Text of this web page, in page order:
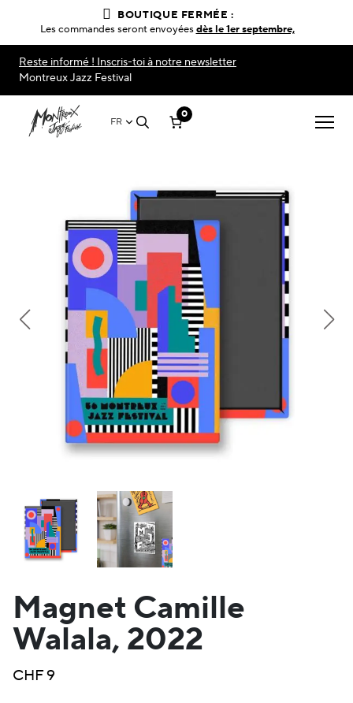
Reste informé ! Inscris-toi à notre newsletter
Montreux Jazz Festival
FR
0
Magnet Camille
Walala, 2022
CHF9
BOUTIQUE FERMÉE :
Les commandes seront envoyéesdès le 1er septembre,